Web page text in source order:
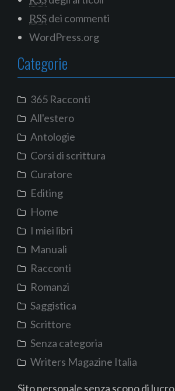
RSSdei commenti
WordPress.org
Categorie
365 Racconti
All'estero
Antologie
Corsi di scrittura
Curatore
Editing
Home
I miei libri
Manuali
Racconti
Romanzi
Saggistica
Scrittore
Senza categoria
Writers Magazine Italia
Sito personale senza scopo di lucro.